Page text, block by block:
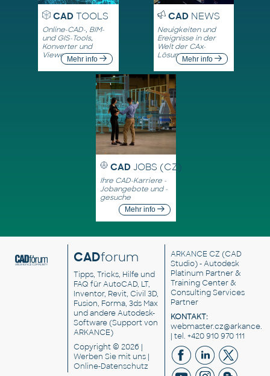
CADTOOLS
Online-CAD-, BIM-
und GIS-Tools,
Konverter und
ViewerMehr info
CADNEWS
Neuigkeiten und
Ereignisse in der
Welt der CAx-
LösungenMehr info
CAD JOBS (CZ)
Ihre CAD-Karriere -
Jobangebote und -
gesuche
Mehr info
CADforum
Tipps, Tricks, Hilfe und
FAQ für AutoCAD, LT,
Inventor, Revit, Civil 3D,
Fusion, Forma, 3ds Max
und andere Autodesk-
Software (Support von
ARKANCE)
Copyright © 2026 |
Werben Siemit uns |
Online-Datenschutz
ARKANCE CZ (CAD
Studio) - Autodesk
Platinum Partner &
Training Center &
Consulting Services
Partner
KONTAKT:
| tel. +420 910 970 111